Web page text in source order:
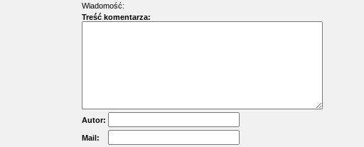
Wiadomość:
Treść komentarza:
Autor:
Mail: